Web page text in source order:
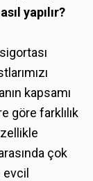
yapılır?
kapsamı
göre farklılık
çok